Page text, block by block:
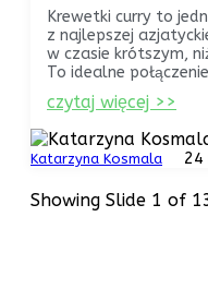
Krewetki curry to
z najlepszej
w czasie krótszym,
To idealne
czytaj więcej >>
Katarzyna Kosmala 24
Showing Slide 1 of